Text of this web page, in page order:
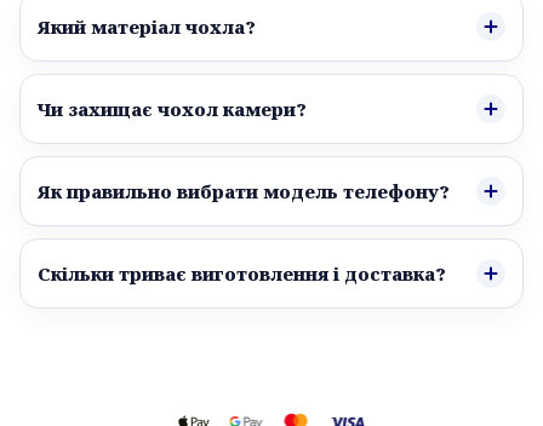
Який матеріал чохла?
Чи захищає чохол камери?
Як правильно вибрати модель телефону?
Скільки триває виготовлення і доставка?